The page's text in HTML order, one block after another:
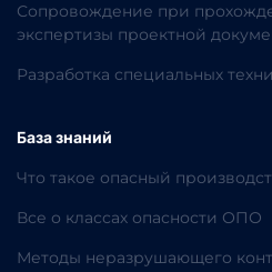
Сопровождение при
экспертизы проектной
Разработка специальных
База знаний
Что такое опасный
Все о классах опасности ОПО
Методы неразрушающего